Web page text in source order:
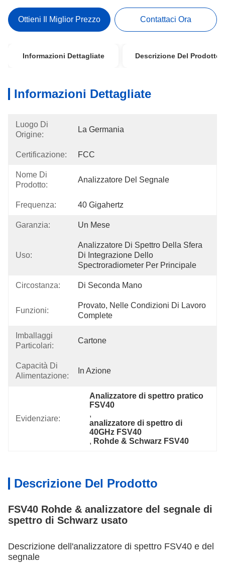
Ottieni Il Miglior Prezzo Contattaci Ora
Informazioni Dettagliate Descrizione Del Prodotto
Informazioni Dettagliate
Luogo Di
Origine:
La Germania
Certificazione: FCC
Nome Di
Prodotto:
Analizzatore Del Segnale
Frequenza: 40 Gigahertz
Garanzia: Un Mese
Uso:
Analizzatore Di Spettro Della Sfera
Di Integrazione Dello
Spectroradiometer Per Principale
Circostanza: Di Seconda Mano
Funzioni:
Provato, Nelle Condizioni Di Lavoro
Complete
Imballaggi
Particolari:
Cartone
Capacità Di
Alimentazione:
In Azione
Evidenziare:
Analizzatore di spettro pratico
FSV40
,
analizzatore di spettro di
40GHz FSV40
, Rohde & Schwarz FSV40
Descrizione Del Prodotto
FSV40 Rohde & analizzatore del segnale di
spettro di Schwarz usato
Descrizione dell'analizzatore di spettro FSV40 e del
segnale